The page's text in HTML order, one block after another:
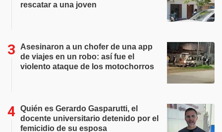
rescatar a una joven
Asesinaron a un chofer de una app
de viajes en un robo: así fue el
violento ataque de los motochorros
Quién es Gerardo Gasparutti, el
docente universitario detenido por el
femicidio de su esposa